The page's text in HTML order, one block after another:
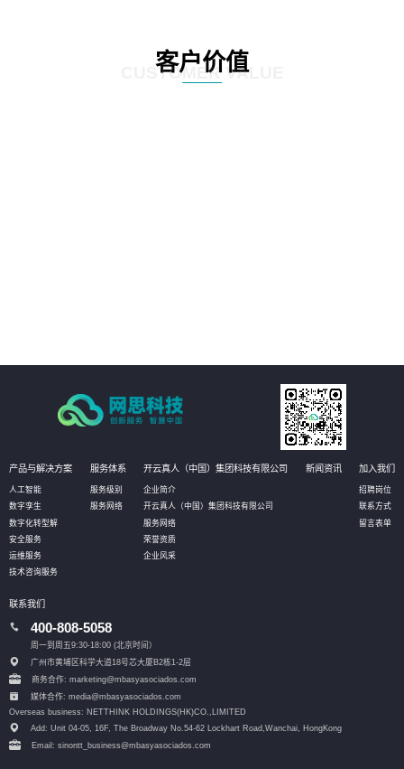
客户价值
CUSTOMER VALUE
产品与解决方案
人工智能
数字孪生
数字化转型解
安全服务
运维服务
技术咨询服务
服务体系
服务级别
服务网络
开云真人（中国）集团科技有限公司
企业简介
开云真人（中国）集团科技有限公司
服务网络
荣誉资质
企业风采
新闻资讯 加入我们
招聘岗位
联系方式
留言表单
联系我们
400-808-5058
周一到周五9:30-18:00 (北京时间）
广州市黄埔区科学大道18号芯大厦B2栋1-2层
商务合作: marketing@mbasyasociados.com
媒体合作: media@mbasyasociados.com
Overseas business: NETTHINK HOLDINGS(HK)CO.,LIMITED
Add: Unit 04-05, 16F, The Broadway No.54-62 Lockhart Road, Wanchai, HongKong
Email: sinontt_business@mbasyasociados.com